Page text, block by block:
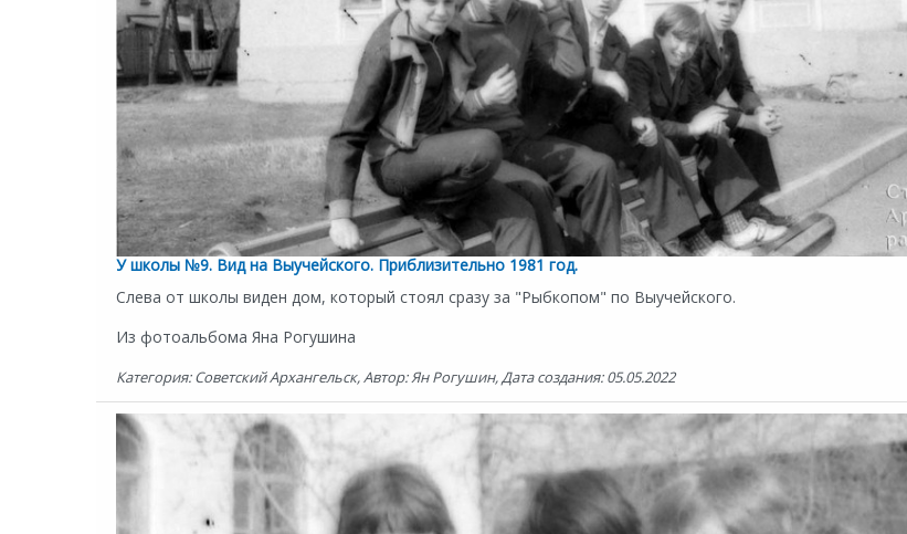
У школы №9. Вид на Выучейского. Приблизительно 1981 год.
Слева от школы виден дом, который стоял сразу за "Рыбкопом" по Выучейского.
Из фотоальбома Яна Рогушина
Категория: Советский Архангельск, Автор: Ян Рогушин, Дата создания: 05.05.2022